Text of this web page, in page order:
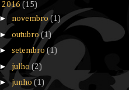
2016 (15)
novembro(1)
outubro(1)
setembro (1)
julho (2)
junho (1)